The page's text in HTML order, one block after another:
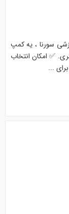
سورنا ، یه کمپ
هنری. ✅️ امکان انتخاب